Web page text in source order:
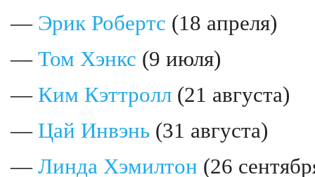
— Эрик Робертс (18 апреля)
— Том Хэнкс (9 июля)
— Ким Кэттролл (21 августа)
— Цай Инвэнь (31 августа)
— Линда Хэмилтон (26